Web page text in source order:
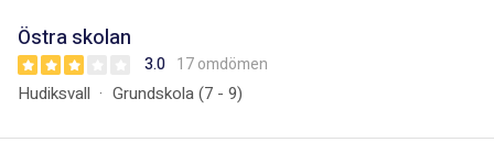
Östra skolan
3.0 17 omdömen
Hudiksvall Grundskola (7 - 9)